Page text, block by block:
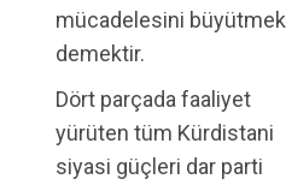
mücadelesini büyütmek
demektir.
Dört parçada faaliyet
yürüten tüm Kürdistani
siyasi güçleri dar parti